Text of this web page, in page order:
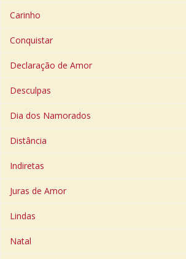
Carinho
Conquistar
Declaração de Amor
Desculpas
Dia dos Namorados
Distância
Indiretas
Juras de Amor
Lindas
Natal